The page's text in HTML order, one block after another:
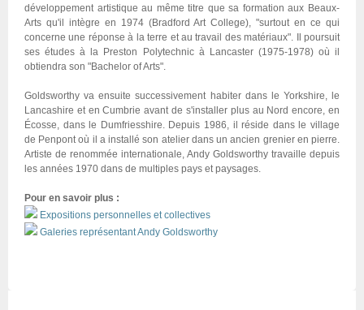
développement artistique au même titre que sa formation aux Beaux-
Arts qu'il intègre en 1974 (Bradford Art College), "surtout en ce qui
concerne une réponse à la terre et au travail des matériaux". Il poursuit
ses études à la Preston Polytechnic à Lancaster (1975-1978) où il
obtiendra son "Bachelor of Arts".
Goldsworthy va ensuite successivement habiter dans le Yorkshire, le
Lancashire et en Cumbrie avant de s'installer plus au Nord encore, en
Écosse, dans le Dumfriesshire. Depuis 1986, il réside dans le village
de Penpont où il a installé son atelier dans un ancien grenier en pierre.
Artiste de renommée internationale, Andy Goldsworthy travaille depuis
les années 1970 dans de multiples pays et paysages.
Pour en savoir plus :
Expositions personnelles et collectives
Galeries représentant Andy Goldsworthy